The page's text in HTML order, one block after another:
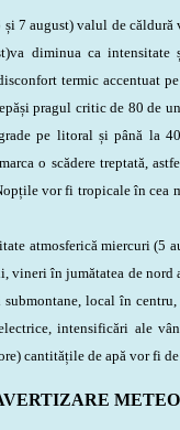
august) valul de căldură
va diminua ca intensitate
termic accentuat
pragul critic de 80 de
pe litoral și până la
o scădere treptată,
vor fi tropicale în cea
atmosferică miercuri (5
vineri în jumătatea de
local în
electrice, intensificări ale
cantitățile de apă vor fi